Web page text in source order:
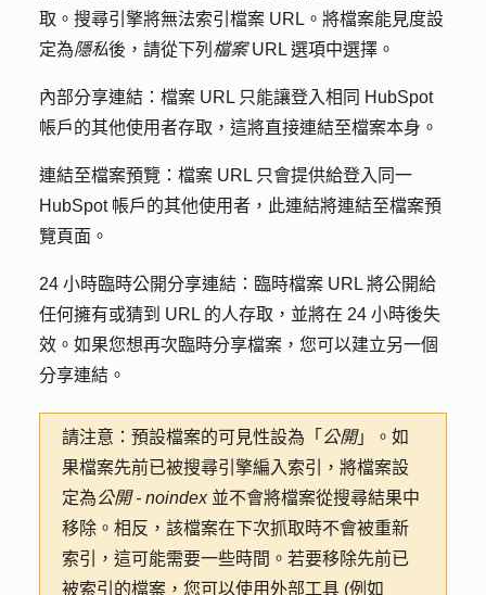
取。搜尋引擎將無法索引檔案 URL。將檔案能見度設
定為隱私後，請從下列 檔案URL 選項中選擇。
內部分享連結： 檔案 URL 只能讓登入相同 HubSpot
帳戶的其他使用者存取，這將直接連結至檔案本身。
連結至檔案預覽：檔案 URL 只會提供給登入同一
HubSpot 帳戶的其他使用者，此連結將連結至檔案預
覽頁面。
24 小時臨時公開分享連結： 臨時檔案 URL 將公開給
任何擁有或猜到 URL 的人存取，並將在 24 小時後失
效。如果您想再次臨時分享檔案，您可以建立另一個
分享連結。
請注意： 預設檔案的可見性設為「 公開」。如
果檔案先前已被搜尋引擎編入索引，將檔案設
定為公開 - noindex 並不會將檔案從搜尋結果中
移除。相反，該檔案在下次抓取時不會被重新
索引，這可能需要一些時間。若要移除先前已
被索引的檔案，您可以使用外部工具 (例如